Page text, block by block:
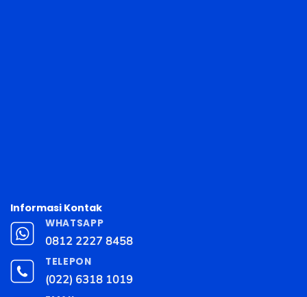
Informasi Kontak
WHATSAPP
0812 2227 8458
TELEPON
(022) 6318 1019